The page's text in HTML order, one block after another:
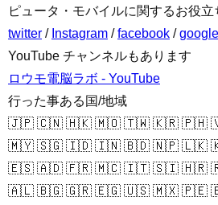
ピュータ・モバイルに関するお役立
twitter / Instagram /facebook /
YouTube チャンネルもあります
ロウモ電脳ラボ - YouTube
行った事ある国/地域
🇯🇵 🇨🇳 🇭🇰 🇲🇴 🇹🇼 🇰🇷 🇵🇭
🇲🇾 🇸🇬 🇮🇩 🇮🇳 🇧🇩 🇳🇵 🇱🇰
🇪🇸 🇦🇩 🇫🇷 🇲🇨 🇮🇹 🇸🇮 🇭🇷
🇦🇱 🇧🇬 🇬🇷 🇪🇬 🇺🇸 🇲🇽 🇵🇪